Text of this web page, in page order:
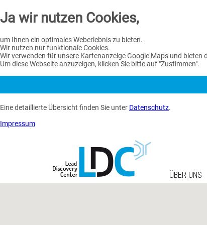
Ja wir nutzen Cookies,
um Ihnen ein optimales Weberlebnis zu bieten.
Wir nutzen nur funktionale Cookies.
Wir verwenden für unsere Kartenanzeige Google Maps und
Um diese Webseite anzuzeigen, klicken Sie bitte auf "Zustimmen".
Eine detaillierte Übersicht finden Sie unter Datenschutz.
Impressum
ÜBER UNS